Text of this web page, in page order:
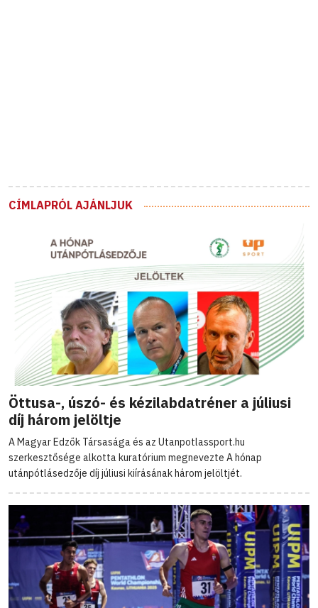
CÍMLAPRÓL AJÁNLJUK
Öttusa-, úszó- és kézilabdatréner a júliusi
díj három jelöltje
A Magyar Edzők Társasága és az Utanpotlassport.hu
szerkesztősége alkotta kuratórium megnevezte A hónap
utánpótlásedzője díj júliusi kiírásának három jelöltjét.